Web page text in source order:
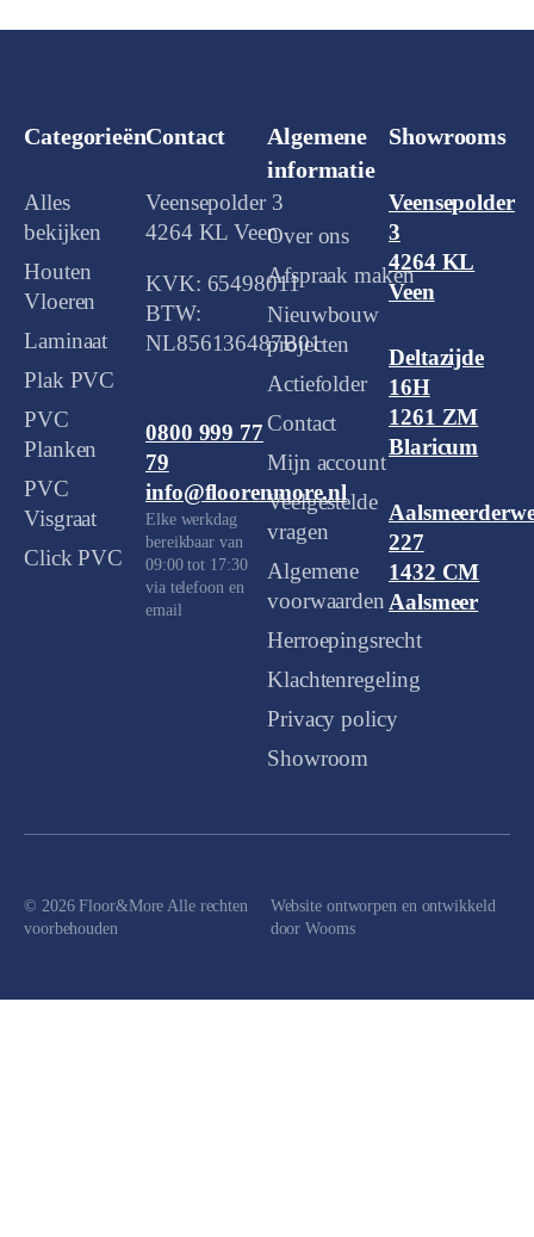
Categorieën
Alles
bekijken
Houten
Vloeren
Laminaat
Plak PVC
PVC
Planken
PVC
Visgraat
Click PVC
Contact
Veensepolder 3
4264 KL Veen
KVK: 65498011
BTW:
NL856136487B01
0800 999 77
79
info@floorenmore.nl
Elke werkdag
bereikbaar van
09:00 tot 17:30
via telefoon en
email
Algemene
informatie
Over ons
Afspraak maken
Nieuwbouw
projecten
Actiefolder
Contact
Mijn account
Veelgestelde
vragen
Algemene
voorwaarden
Herroepingsrecht
Klachtenregeling
Privacy policy
Showroom
Showrooms
Veensepolder
3
4264 KL
Veen
Deltazijde
16H
1261 ZM
Blaricum
227
1432 CM
Aalsmeer
© 2026 Floor&More Alle rechten
voorbehouden
Website ontworpen en ontwikkeld
doorWooms